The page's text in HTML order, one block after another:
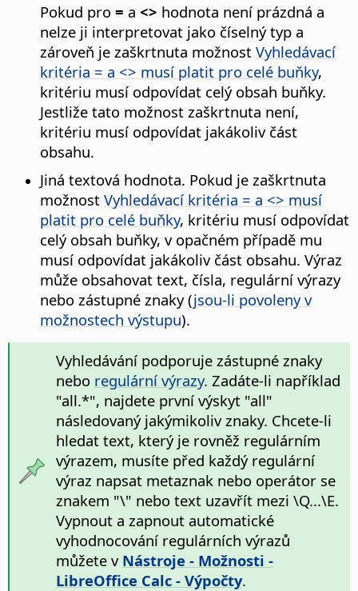
Pokud pro = a <> hodnota není prázdná a
nelze ji interpretovat jako číselný typ a
zároveň je zaškrtnuta možnost Vyhledávací
kritéria = a <> musí platit pro celé buňky,
kritériu musí odpovídat celý obsah buňky.
Jestliže tato možnost zaškrtnuta není,
kritériu musí odpovídat jakákoliv část
obsahu.
Jiná textová hodnota. Pokud je zaškrtnuta
možnost Vyhledávací kritéria = a <> musí
platit pro celé buňky, kritériu musí odpovídat
celý obsah buňky, v opačném případě mu
musí odpovídat jakákoliv část obsahu. Výraz
může obsahovat text, čísla, regulární výrazy
nebo zástupné znaky (jsou-li povoleny v
možnostech výstupu).
Vyhledávání podporuje zástupné znaky
nebo regulární výrazy. Zadáte-li například
"all.*", najdete první výskyt "all"
následovaný jakýmikoliv znaky. Chcete-li
hledat text, který je rovněž regulárním
výrazem, musíte před každý regulární
výraz napsat metaznak nebo operátor se
znakem "\" nebo text uzavřít mezi \Q...\E.
Vypnout a zapnout automatické
vyhodnocování regulárních výrazů
můžete v Nástroje - Možnosti -
LibreOffice Calc - Výpočty.